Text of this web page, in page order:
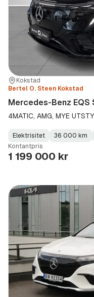
Sted:Kokstad
Forhandler:
Bertel O. Steen Kokstad
Mercedes-Benz EQS
4MATIC, AMG, MYE
Fuel
Type:
Elektrisitet
Kilometerstand:
36 000 km
Model
Year:
Gearbox
Type:
Kontantpris
1 199 000 kr